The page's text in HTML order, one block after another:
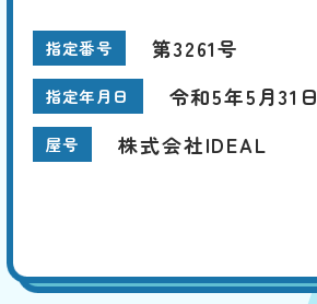
指定番号 第3261号
指定年月日 令和5年5月31日
屋号 株式会社IDEAL